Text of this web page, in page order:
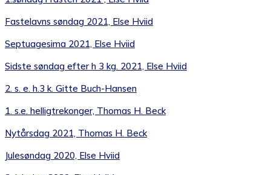
Fastelavns søndag 2021, Else Hviid
Septuagesima 2021, Else Hviid
Sidste søndag efter h 3 kg. 2021, Else Hviid
2. s. e. h.3 k. Gitte Buch-Hansen
1. s.e. helligtrekonger, Thomas H. Beck
Nytårsdag 2021, Thomas H. Beck
Julesøndag 2020, Else Hviid